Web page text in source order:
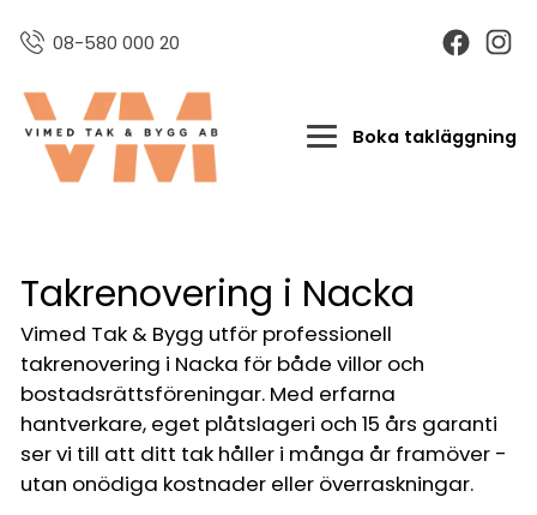
08-580 000 20
Boka takläggning
Takrenovering i Nacka
Vimed Tak & Bygg utför professionell
takrenovering i Nacka för både villor och
bostadsrättsföreningar. Med erfarna
hantverkare, eget plåtslageri och 15 års garanti
ser vi till att ditt tak håller i många år framöver -
utan onödiga kostnader eller överraskningar.